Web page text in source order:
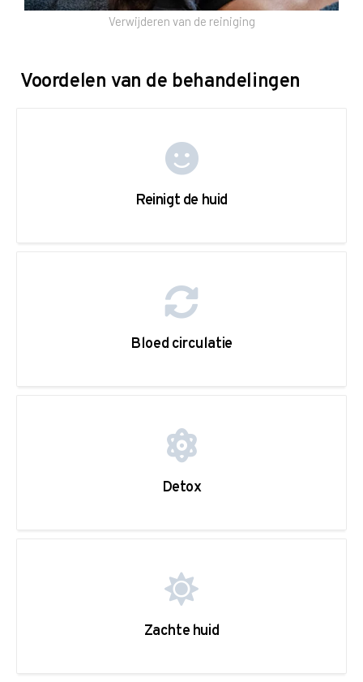
Verwijderen van de reiniging
Voordelen van de behandelingen
Reinigt de huid
Bloed circulatie
Detox
Zachte huid